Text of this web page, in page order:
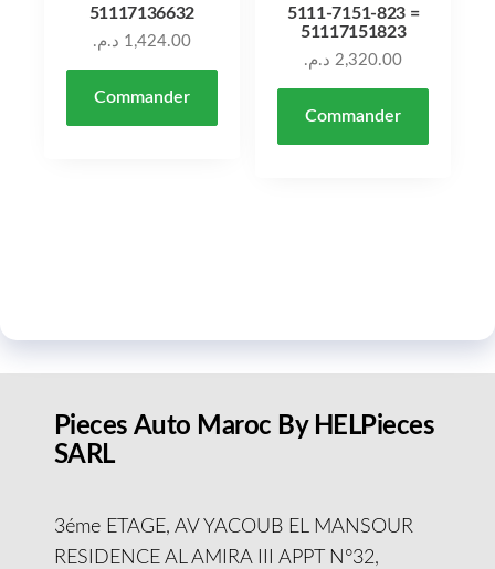
51117136632
1,424.00 د.م.
Commander
5111-7151-823 =
51117151823
2,320.00 د.م.
Commander
Pieces Auto Maroc By HELPieces
SARL
3éme ETAGE, AV YACOUB EL MANSOUR
RESIDENCE AL AMIRA III APPT N°32,